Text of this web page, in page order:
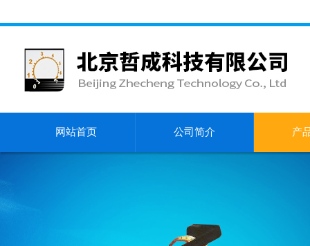
网站首页 公司简介 产